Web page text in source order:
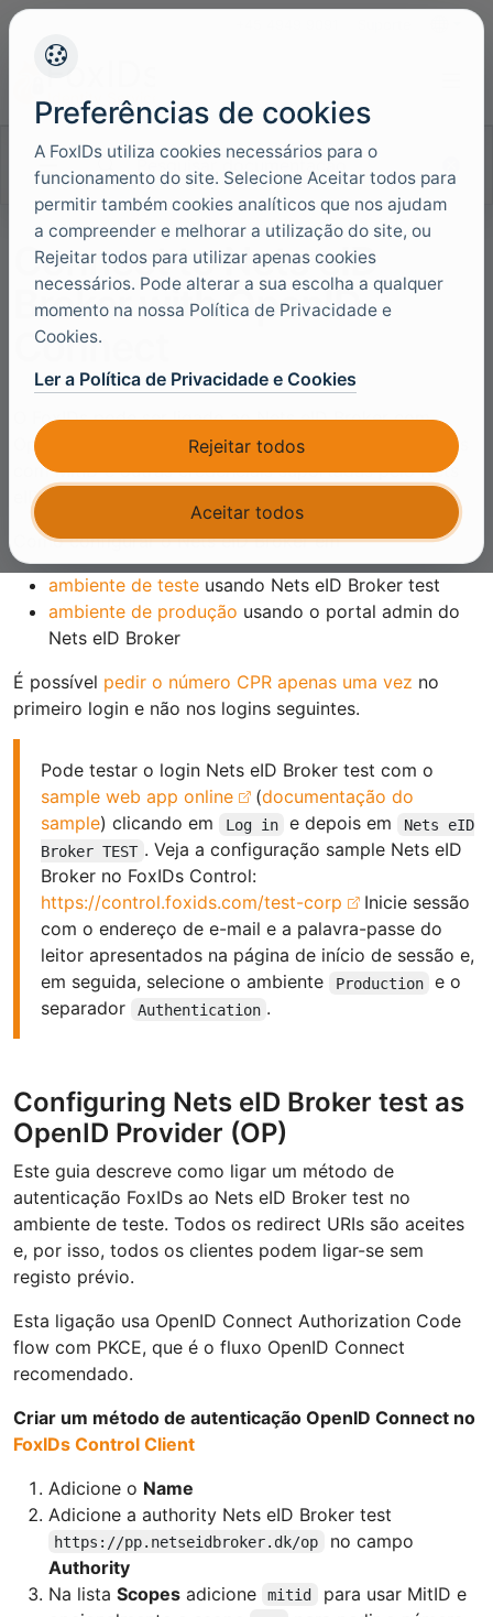
Idiomas
Pesquisar documentação
Connect to Nets eID
Broker with OpenID
Connect
O FoxIDs pode ser ligado ao Nets eID Broker com
OpenID Connect e, assim, autenticar utilizadores finais
com MitID e outras credenciais suportadas pelo Nets
eID Broker.
Como configurar o Nets eID Broker em
ambiente de teste usando Nets eID Broker test
ambiente de produção usando o portal admin do
Nets eID Broker
É possível pedir o número CPR apenas uma vez no
primeiro login e não nos logins seguintes.
Pode testar o login Nets eID Broker test com o
sample web app online
(documentação do
sample) clicando em Log in e depois em
Nets eID
Broker TEST . Veja a configuração sample Nets eID
Broker no FoxIDs Control:
https://control.foxids.com/test-corp
Inicie sessão
com o endereço de e-mail e a palavra-passe do
leitor apresentados na página de início de sessão e,
em seguida, selecione o ambiente
Production
e o
separador
Authentication .
Configuring Nets eID Broker test as
OpenID Provider (OP)
Este guia descreve como ligar um método de
autenticação FoxIDs ao Nets eID Broker test no
ambiente de teste. Todos os redirect URIs são aceites
e, por isso, todos os clientes podem ligar-se sem
registo prévio.
Esta ligação usa OpenID Connect Authorization Code
flow com PKCE, que é o fluxo OpenID Connect
recomendado.
Criar um método de autenticação OpenID Connect no
FoxIDs Control Client
Adicione o Name
Adicione a authority Nets eID Broker test
https://pp.netseidbroker.dk/op
no campo
Authority
Na lista Scopes adicione mitid
para usar MitID e
Preferências de cookies
A FoxIDs utiliza cookies necessários para o
funcionamento do site. Selecione Aceitar todos para
permitir também cookies analíticos que nos ajudam
a compreender e melhorar a utilização do site, ou
Rejeitar todos para utilizar apenas cookies
necessários. Pode alterar a sua escolha a qualquer
momento na nossa Política de Privacidade e
Cookies.
Ler a Política de Privacidade e Cookies
Rejeitar todos
Aceitar todos